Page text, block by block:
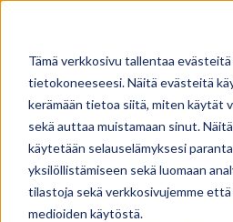
Tämä verkkosivu tallentaa evästeitä
tietokoneeseesi. Näitä evästeitä
kerämään tietoa siitä, miten käytät
sekä auttaa muistamaan sinut.
käytetään selauselämyksesi
yksilöllistämiseen sekä luomaan
tilastoja sekä verkkosivujemme että
medioiden käytöstä.
content